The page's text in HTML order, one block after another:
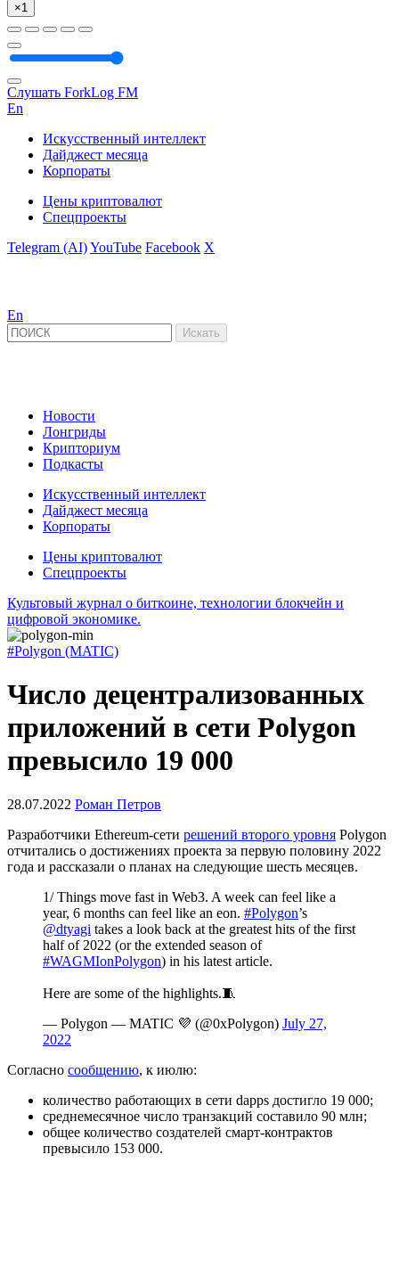
×1
Слушать ForkLog FM
En
Искусственный интеллект
Дайджест месяца
Корпораты
Цены криптовалют
Спецпроекты
Telegram (AI)YouTube Facebook X
En
Новости
Лонгриды
Крипториум
Подкасты
Искусственный интеллект
Дайджест месяца
Корпораты
Цены криптовалют
Спецпроекты
Культовый журнал о биткоине, технологии блокчейн и
цифровой экономике.
#Polygon (MATIC)
Число децентрализованных
приложений в сети Polygon
превысило 19 000
28.07.2022 Роман Петров
Разработчики Ethereum-сети решений второго уровня Polygon
отчитались о достижениях проекта за первую половину 2022
года и рассказали о планах на следующие шесть месяцев.
1/ Things move fast in Web3. A week can feel like a
year, 6 months can feel like an eon. #Polygon’s
@dtyagi takes a look back at the greatest hits of the first
half of 2022 (or the extended season of
#WAGMIonPolygon) in his latest article.
Here are some of the highlights.🧵
— Polygon — MATIC 💜 (@0xPolygon) July 27,
2022
Согласно сообщению, к июлю:
количество работающих в сети dapps достигло 19 000;
среднемесячное число транзакций составило 90 млн;
общее количество создателей смарт-контрактов
превысило 153 000.